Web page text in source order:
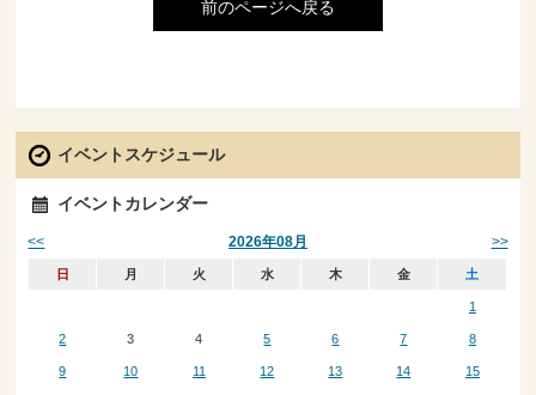
前のページへ戻る
イベントスケジュール
イベントカレンダー
2026年08月
<< >>
日 月 火 水 木 金 土
1
2 3 4 5 6 7 8
9 10 11 12 13 14 15